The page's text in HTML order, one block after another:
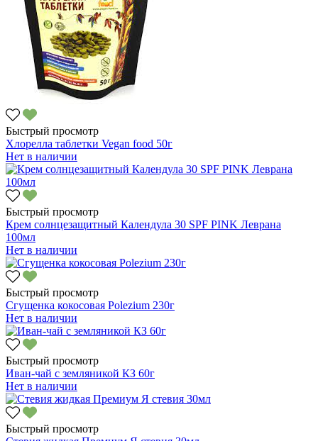
Быстрый просмотр
Хлорелла таблетки Vegan food 50г
Нет в наличии
Быстрый просмотр
Крем солнцезащитный Календула 30 SPF PINK Леврана
100мл
Нет в наличии
Быстрый просмотр
Сгущенка кокосовая Polezium 230г
Нет в наличии
Быстрый просмотр
Иван-чай с земляникой КЗ 60г
Нет в наличии
Быстрый просмотр